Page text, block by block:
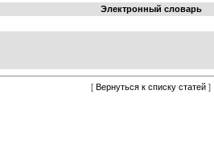
Электронный словарь
[ Вернуться к списку статей ]